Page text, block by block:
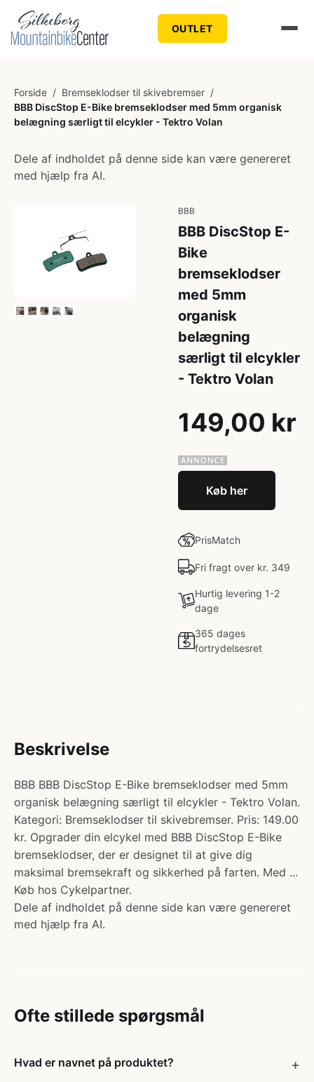
OUTLET
Forside / Bremseklodser til skivebremser /
BBB DiscStop E-Bike bremseklodser med 5mm organisk
belægning særligt til elcykler - Tektro Volan
Dele af indholdet på denne side kan være genereret
med hjælp fra AI.
BBB
BBB DiscStop E-
Bike
bremseklodser
med 5mm
organisk
belægning
særligt til elcykler
- Tektro Volan
149,00 kr
Køb her
PrisMatch
Fri fragt over kr. 349
Hurtig levering 1-2
dage
365 dages
fortrydelsesret
Beskrivelse
BBB BBB DiscStop E-Bike bremseklodser med 5mm
organisk belægning særligt til elcykler - Tektro Volan.
Kategori: Bremseklodser til skivebremser. Pris: 149.00
kr. Opgrader din elcykel med BBB DiscStop E-Bike
bremseklodser, der er designet til at give dig
maksimal bremsekraft og sikkerhed på farten. Med ...
Køb hos Cykelpartner.
Dele af indholdet på denne side kan være genereret
med hjælp fra AI.
Ofte stillede spørgsmål
Hvad er navnet på produktet?